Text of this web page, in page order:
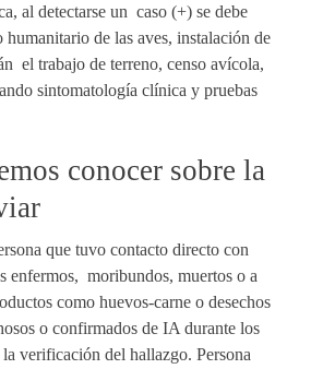
al detectarse un caso (+) se debe
de las aves, instalación de
el trabajo de terreno, censo avícola,
sintomatología clínica y pruebas
conocer sobre la
que tuvo contacto directo con
enfermos, moribundos, muertos o a
como huevos-carne o desechos
o confirmados de IA durante los
verificación del hallazgo. Persona